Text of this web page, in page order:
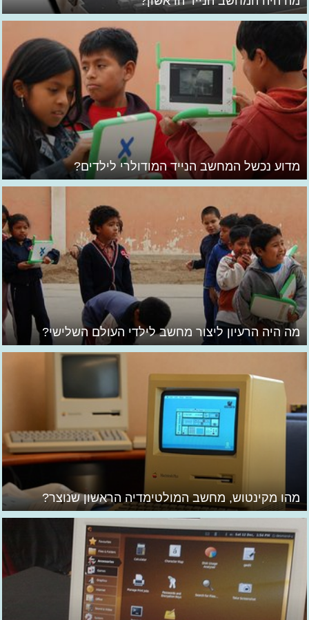
מדוע נכשל המחשב הנייד המודולרי לילדים?
מה היה הרעיון ליצור מחשב לילדי העולם השלישי?
מהו מקינטוש, מחשב המולטימדיה הראשון שנוצר?